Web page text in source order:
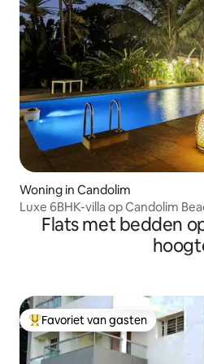
Woning in Candolim
Luxe 6BHK-villa op Candolim
Flats met bedden
Topfavoriet van gasten
Favoriet van gasten